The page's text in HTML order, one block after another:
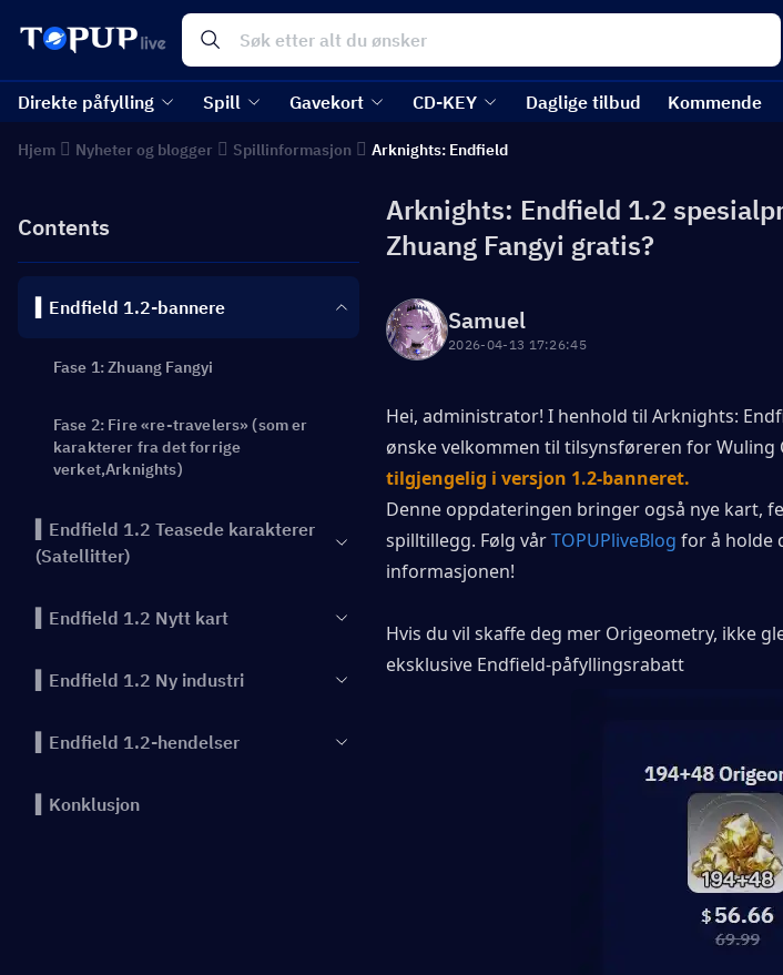
Direkte påfylling Spill Gavekort CD-KEY Daglige tilbud Kommende
Hjem Nyheter og blogger Spillinformasjon Arknights: Endfield
Contents
▍Endfield 1.2-bannere
Fase 1: Zhuang Fangyi
Fase 2: Fire «re-travelers» (som er
karakterer fra det forrige
verket,Arknights)
▍Endfield 1.2 Teasede karakterer
(Satellitter)
▍Endfield 1.2 Nytt kart
▍Endfield 1.2 Ny industri
▍Endfield 1.2-hendelser
▍Konklusjon
Arknights: Endfield 1.2
Zhuang Fangyi gratis?
Samuel
2026-04-13 17:26:45
Hei, administrator! I henhold til Arknights:
ønske velkommen til tilsynsføreren for Wuling
tilgjengelig i versjon 1.2-banneret.
Denne oppdateringen bringer også nye kart,
spilltillegg. Følg vår TOPUPliveBlog for å holde
informasjonen!
Hvis du vil skaffe deg mer Origeometry, ikke
eksklusive Endfield-påfyllingsrabatt